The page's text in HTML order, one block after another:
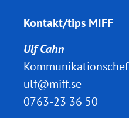
Kontakt/tips MIFF
Ulf Cahn
Kommunikationschef
ulf@miff.se
0763-23 36 50